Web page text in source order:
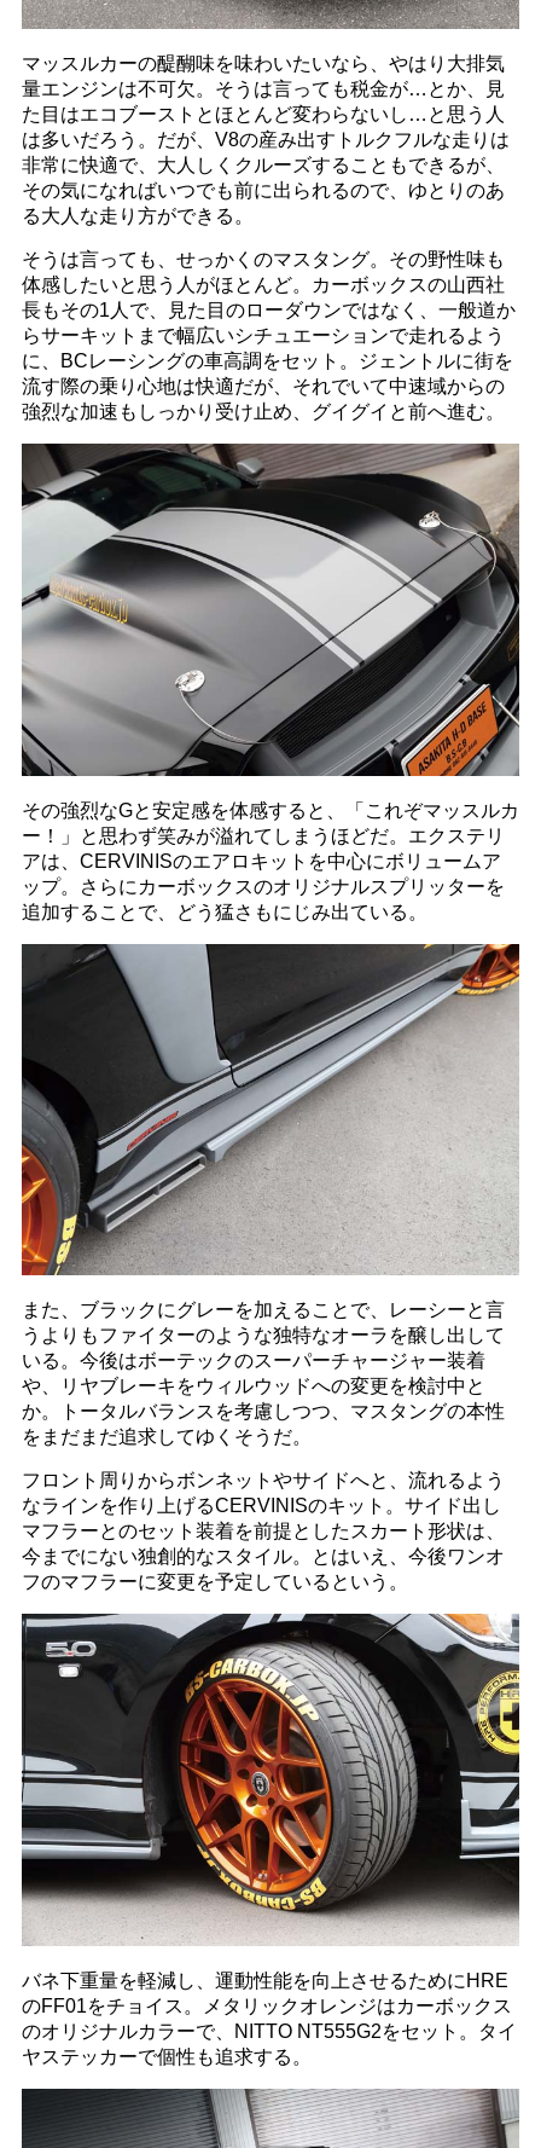
マッスルカーの醍醐味を味わいたいなら、やはり大排気
量エンジンは不可欠。そうは言っても税金が…とか、見
た目はエコブーストとほとんど変わらないし…と思う人
は多いだろう。だが、V8の産み出すトルクフルな走りは
非常に快適で、大人しくクルーズすることもできるが、
その気になればいつでも前に出られるので、ゆとりのあ
る大人な走り方ができる。
そうは言っても、せっかくのマスタング。その野性味も
体感したいと思う人がほとんど。カーボックスの山西社
長もその1人で、見た目のローダウンではなく、一般道か
らサーキットまで幅広いシチュエーションで走れるよう
に、BCレーシングの車高調をセット。ジェントルに街を
流す際の乗り心地は快適だが、それでいて中速域からの
強烈な加速もしっかり受け止め、グイグイと前へ進む。
その強烈なGと安定感を体感すると、「これぞマッスルカ
ー！」と思わず笑みが溢れてしまうほどだ。エクステリ
アは、CERVINISのエアロキットを中心にボリュームア
ップ。さらにカーボックスのオリジナルスプリッターを
追加することで、どう猛さもにじみ出ている。
また、ブラックにグレーを加えることで、レーシーと言
うよりもファイターのような独特なオーラを醸し出して
いる。今後はボーテックのスーパーチャージャー装着
や、リヤブレーキをウィルウッドへの変更を検討中と
か。トータルバランスを考慮しつつ、マスタングの本性
をまだまだ追求してゆくそうだ。
フロント周りからボンネットやサイドへと、流れるよう
なラインを作り上げるCERVINISのキット。サイド出し
マフラーとのセット装着を前提としたスカート形状は、
今までにない独創的なスタイル。とはいえ、今後ワンオ
フのマフラーに変更を予定しているという。
バネ下重量を軽減し、運動性能を向上させるためにHRE
のFF01をチョイス。メタリックオレンジはカーボックス
のオリジナルカラーで、NITTO NT555G2をセット。タイ
ヤステッカーで個性も追求する。